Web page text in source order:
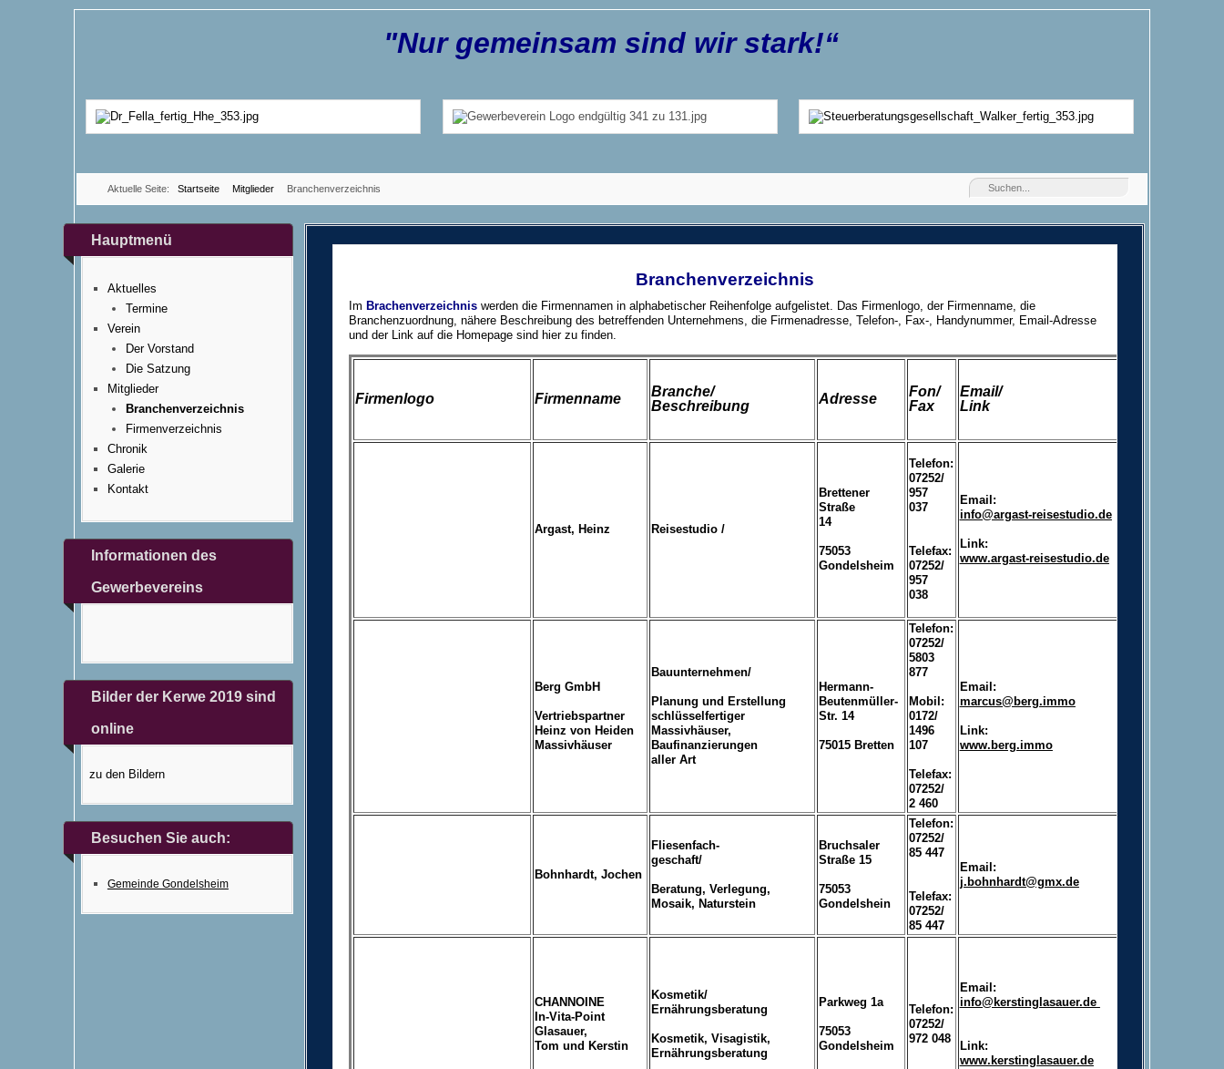
"Nur gemeinsam sind wir stark!“
Aktuelle Seite:Startseite Mitglieder Branchenverzeichnis
Hauptmenü
Aktuelles
Termine
Verein
Der Vorstand
Die Satzung
Mitglieder
Branchenverzeichnis
Firmenverzeichnis
Chronik
Galerie
Kontakt
Informationen des
Gewerbevereins
Bilder der Kerwe 2019 sind
online
zu den Bildern
Besuchen Sie auch:
Gemeinde Gondelsheim
Branchenverzeichnis
Im Brachenverzeichniswerden die Firmennamen in alphabetischer Reihenfolge aufgelistet. Das Firmenlogo, der Firmenname, die
Branchenzuordnung, nähere Beschreibung des betreffenden Unternehmens, die Firmenadresse, Telefon-, Fax-, Handynummer, Email-Adresse
und der Link auf die Homepage sind hier zu finden.
Firmenlogo Firmenname
Branche/
Beschreibung
Adresse
Fon/
Fax
Email/
Link
Argast, Heinz Reisestudio /
Brettener
Straße
14
75053
Gondelsheim
Telefon:
07252/
957
037
Telefax:
07252/
957
038
Email:
info@argast-reisestudio.de
Link:
www.argast-reisestudio.de
Berg GmbH
Vertriebspartner
Heinz von Heiden
Massivhäuser
Bauunternehmen/
Planung und Erstellung
schlüsselfertiger
Massivhäuser,
Baufinanzierungen
aller Art
Hermann-
Beutenmüller-
Str. 14
75015 Bretten
Telefon:
07252/
5803
877
Mobil:
0172/
1496
107
Telefax:
07252/
2 460
Email:
marcus@berg.immo
Link:
www.berg.immo
Bohnhardt, Jochen
Fliesenfach-
geschaft/
Beratung, Verlegung,
Mosaik, Naturstein
Bruchsaler
Straße 15
75053
Gondelshein
Telefon:
07252/
85 447
Telefax:
07252/
85 447
Email:
j.bohnhardt@gmx.de
CHANNOINE
In-Vita-Point
Glasauer,
Tom und Kerstin
Kosmetik/
Ernährungsberatung
Kosmetik, Visagistik,
Ernährungsberatung
Parkweg 1a
75053
Gondelsheim
Telefon:
07252/
972 048
Email:
info@kerstinglasauer.de
Link:
www.kerstinglasauer.de